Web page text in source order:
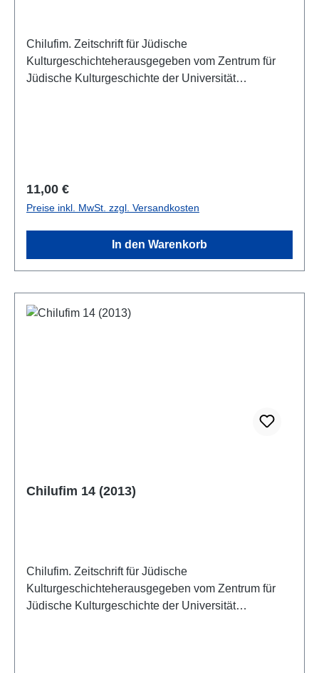
Chilufim. Zeitschrift für Jüdische
Kulturgeschichteherausgegeben vom Zentrum für
Jüdische Kulturgeschichte der Universität
Regulärer Preis:
11,00 €
Preise inkl. MwSt. zzgl. Versandkosten
In den Warenkorb
Chilufim 14 (2013)
Chilufim. Zeitschrift für Jüdische
Kulturgeschichteherausgegeben vom Zentrum für
Jüdische Kulturgeschichte der Universität